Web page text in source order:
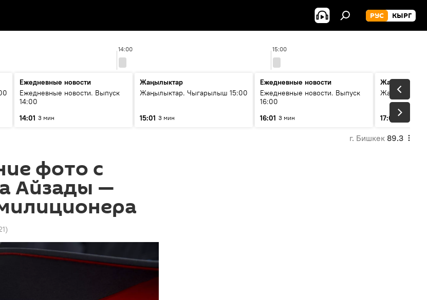
РУС КЫРГ
14:00 15:00
Ежедневные новости
Ежедневные новости. Выпуск
14:00
14:01 3 мин
Жаңылыктар
Жаңылыктар. Чыгарылыш 15:00
15:01 3 мин
Ежедневные новости
Ежедневные новости. Выпуск
16:00
16:01 3 мин
Жаңылыктар
17:01 5 мин
г. Бишкек 89.3
фото с
Айзады —
)